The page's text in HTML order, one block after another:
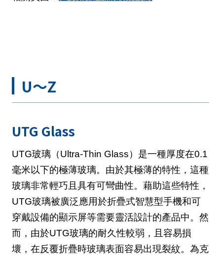
U～Z
UTG Glass
UTG玻璃（Ultra-Thin Glass）是一種厚度在0.1
毫米以下的極薄玻璃。由於其極薄的特性，這種
玻璃非常輕巧且具有可彎曲性。藉助這些特性，
UTG玻璃被廣泛應用於折疊式智慧型手機和可
穿戴設備的顯示屏等需要靈活設計的產品中。然
而，由於UTG玻璃的耐久性較弱，且容易損
壞，在反覆折疊時玻璃表面容易出現裂紋。為克